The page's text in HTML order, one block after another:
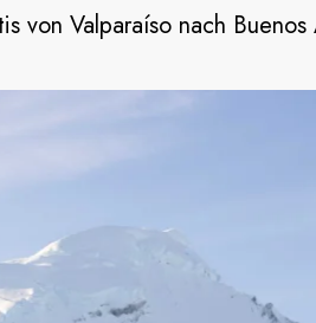
von Valparaíso nach Buenos